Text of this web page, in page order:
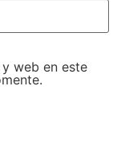
web en este